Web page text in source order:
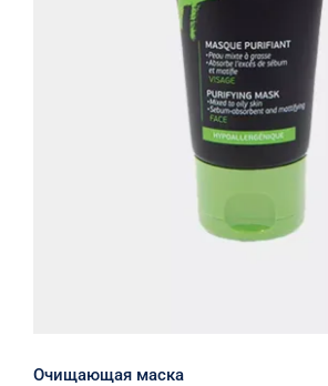
Очищающая маска
Очищающая маска